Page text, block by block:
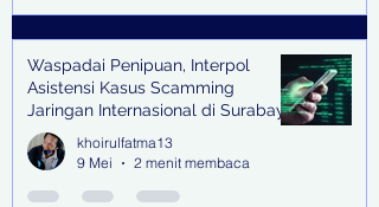
Waspadai Penipuan, Interpol
Asistensi Kasus Scamming
Jaringan Internasional di Surabaya
khoirulfatma13
9 Mei
2 menit membaca